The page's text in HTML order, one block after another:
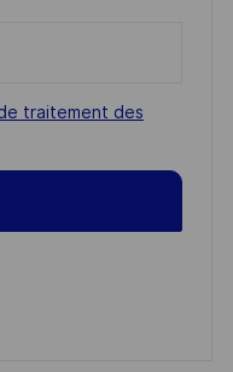
traitement des